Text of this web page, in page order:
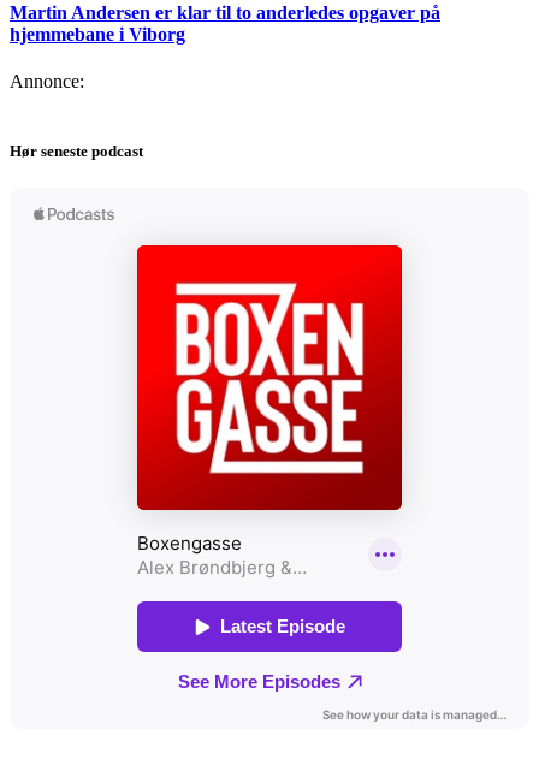
Martin Andersen er klar til to anderledes opgaver på
hjemmebane i Viborg
Annonce:
Hør seneste podcast